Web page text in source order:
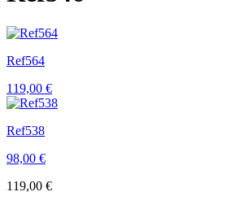
Ref564
119,00 €
Ref538
98,00 €
119,00 €